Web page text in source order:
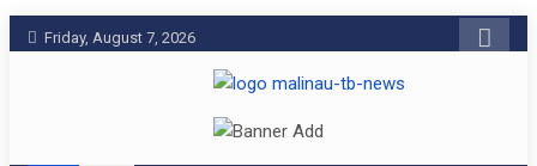
Skip
to
Friday, August 7, 2026
Beranda Warta Bhayangkara